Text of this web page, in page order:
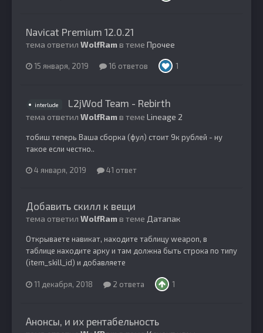
Navicat Premium 12.0.21
тема ответил WolfRam в теме Прочее
15 января, 2019 16 ответов 1
interlude L2jWod Team - Rebirth
тема ответил WolfRam в теме Lineage 2
тобиш теперь Ваша сборка (фул) стоит 9к рублей - ну
такое если честно..
4 января, 2019 41 ответ
Добавить скилл к вещи
тема ответил WolfRam в теме Датапак
Открываете навикат, находите таблицу weapon, в
таблице находите арку и там должна быть строка по типу
(item_skill_id) и добавляете
11 декабря, 2018 2 ответа 1
Анонсы, и их рентабельность